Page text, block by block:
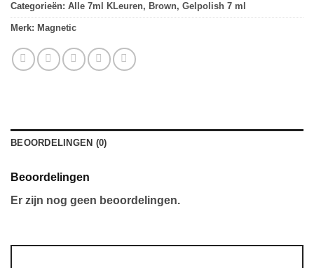
Categorieën: Alle 7ml KLeuren, Brown, Gelpolish 7 ml
Merk: Magnetic
BEOORDELINGEN (0)
Beoordelingen
Er zijn nog geen beoordelingen.